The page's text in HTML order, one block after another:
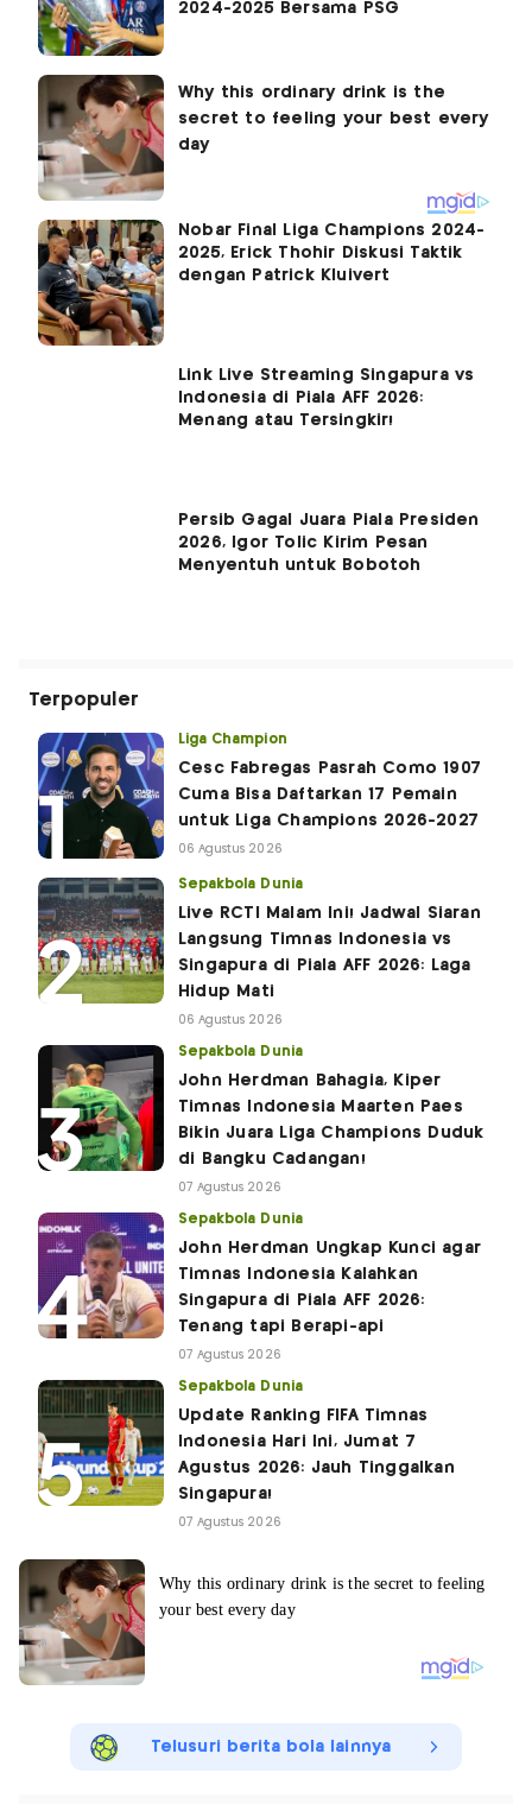
2024-2025 Bersama PSG
Nobar Final Liga Champions 2024-
2025, Erick Thohir Diskusi Taktik
dengan Patrick Kluivert
Link Live Streaming Singapura vs
Indonesia di Piala AFF 2026:
Menang atau Tersingkir!
Persib Gagal Juara Piala Presiden
2026, Igor Tolic Kirim Pesan
Menyentuh untuk Bobotoh
Terpopuler
Liga Champion
Cesc Fabregas Pasrah Como 1907
Cuma Bisa Daftarkan 17 Pemain
untuk Liga Champions 2026-2027
06 Agustus 2026
Sepakbola Dunia
Live RCTI Malam Ini! Jadwal Siaran
Langsung Timnas Indonesia vs
Singapura di Piala AFF 2026: Laga
Hidup Mati
06 Agustus 2026
Sepakbola Dunia
John Herdman Bahagia, Kiper
Timnas Indonesia Maarten Paes
Bikin Juara Liga Champions Duduk
di Bangku Cadangan!
07 Agustus 2026
Sepakbola Dunia
John Herdman Ungkap Kunci agar
Timnas Indonesia Kalahkan
Singapura di Piala AFF 2026:
Tenang tapi Berapi-api
07 Agustus 2026
Sepakbola Dunia
Update Ranking FIFA Timnas
Indonesia Hari Ini, Jumat 7
Agustus 2026: Jauh Tinggalkan
Singapura!
07 Agustus 2026
Telusuri berita bola lainnya